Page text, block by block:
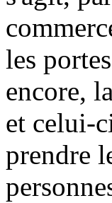
les
encore,
et celui-
prendre